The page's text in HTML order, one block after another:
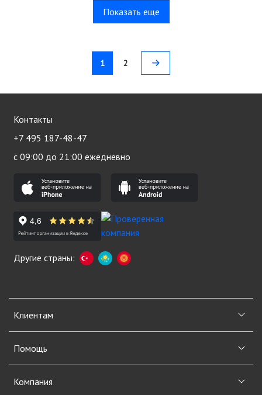
Показать еще
1 2
Клиентам
Помощь
Компания
Контакты
+7 495 187-48-47
с 09:00 до 21:00 ежедневно
Другие страны: